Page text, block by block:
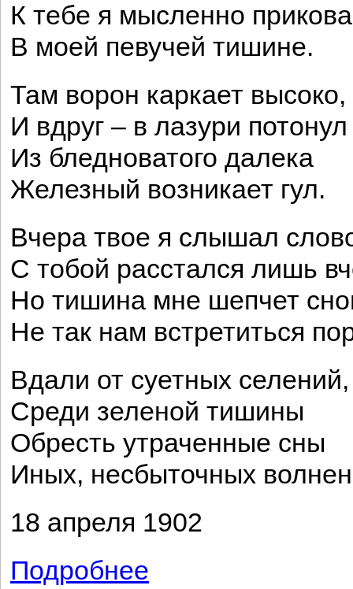
К тебе я мысленно
В моей певучей тишине.
Там ворон каркает высоко,
И вдруг – в лазури потонул
Из бледноватого далека
Железный возникает гул.
Вчера твое я слышал
С тобой расстался лишь
Но тишина мне шепчет
Не так нам встретиться
Вдали от суетных селений,
Среди зеленой тишины
Обресть утраченные сны
Иных, несбыточных
18 апреля 1902
Подробнее